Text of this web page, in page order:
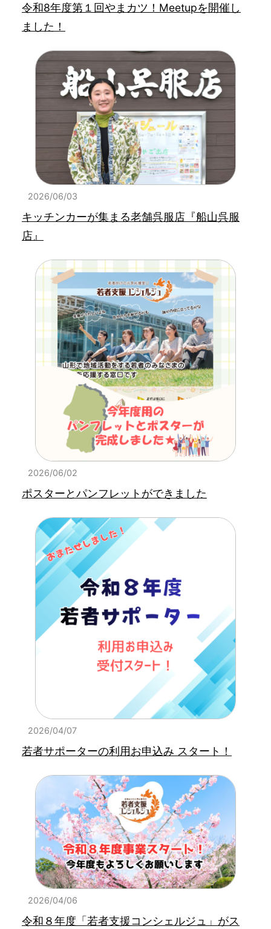
令和8年度第１回やまカツ！Meetupを開催し
ました！
2026/06/03
キッチンカーが集まる老舗呉服店『船山呉服
店』
2026/06/02
ポスターとパンフレットができました
2026/04/07
若者サポーターの利用お申込み スタート！
2026/04/06
令和８年度「若者支援コンシェルジュ」がス